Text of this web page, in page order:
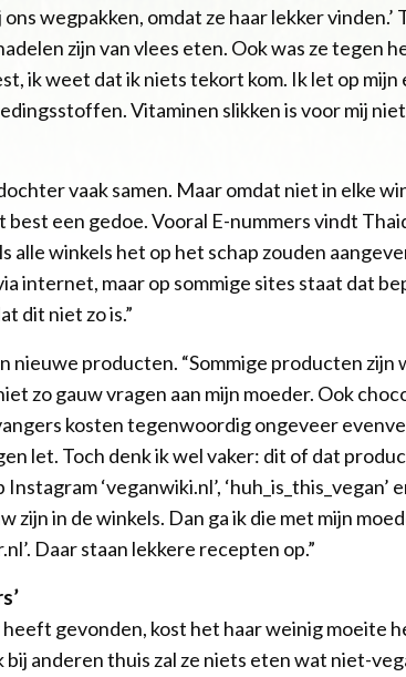
wegpakken, omdat ze haar lekker vinden.’
zijn van vlees eten. Ook was ze tegen
ik weet dat ik niets tekort kom. Ik let op
Vitaminen slikken is voor mij niet
vaak samen. Maar omdat niet in elke
een gedoe. Vooral E-nummers vindt
alle winkels het op het schap zouden
internet, maar op sommige sites staat dat
dit niet zo is.”
nieuwe producten. “Sommige producten
zo gauw vragen aan mijn moeder. Ook
kosten tegenwoordig ongeveer
let. Toch denk ik wel vaker: dit of dat
‘veganwiki.nl’, ‘huh_is_this_vegan’
zijn in de winkels. Dan ga ik die met mijn
Daar staan lekkere recepten op.”
gevonden, kost het haar weinig moeite
anderen thuis zal ze niets eten wat niet-